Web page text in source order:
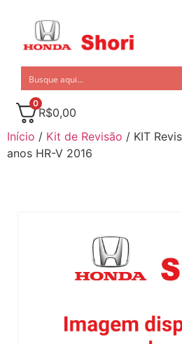
0
R$0,00
Início / Kit de Revisão / KIT
anos HR-V 2016